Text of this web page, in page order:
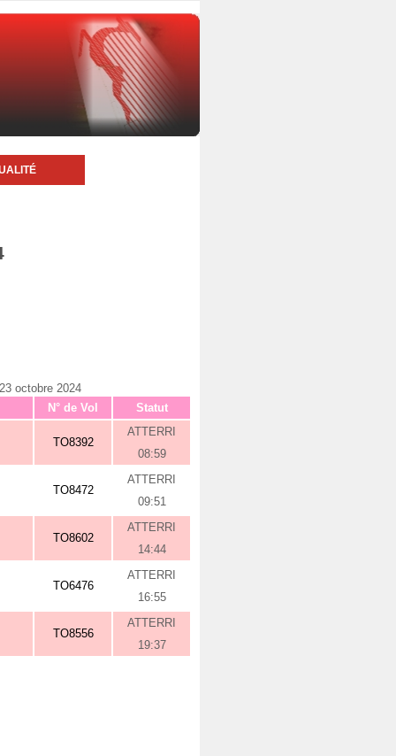
octobre 2024
N° de Vol Statut
TO8392
ATTERRI
08:59
TO8472
ATTERRI
09:51
TO8602
ATTERRI
14:44
TO6476
ATTERRI
16:55
TO8556
ATTERRI
19:37